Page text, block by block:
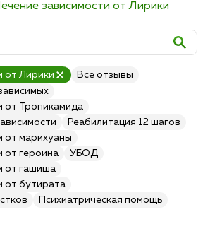
зависимости от Лирики
от Лирики
Все отзывы
от Тропикамида
Реабилитация 12 шагов
от марихуаны
от героина
УБОД
от гашиша
от бутирата
Психиатрическая помощь